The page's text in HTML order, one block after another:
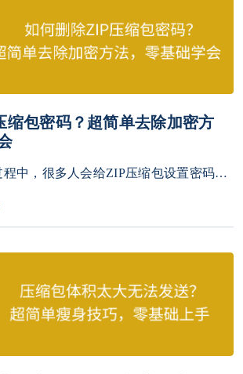
缩包密码？超简单去除加密方
办公、文件传输过程中，很多人会给ZIP压缩包设置密码保护隐私。但后续文件无需保密、频繁分享时，每次输入密码打开十分繁琐。不少用户不清楚怎么删除ZIP压缩包密码，甚至误以为密码无法取消。其实无论是记得原密码还是忘记密码，都有对应的无损去除方法。